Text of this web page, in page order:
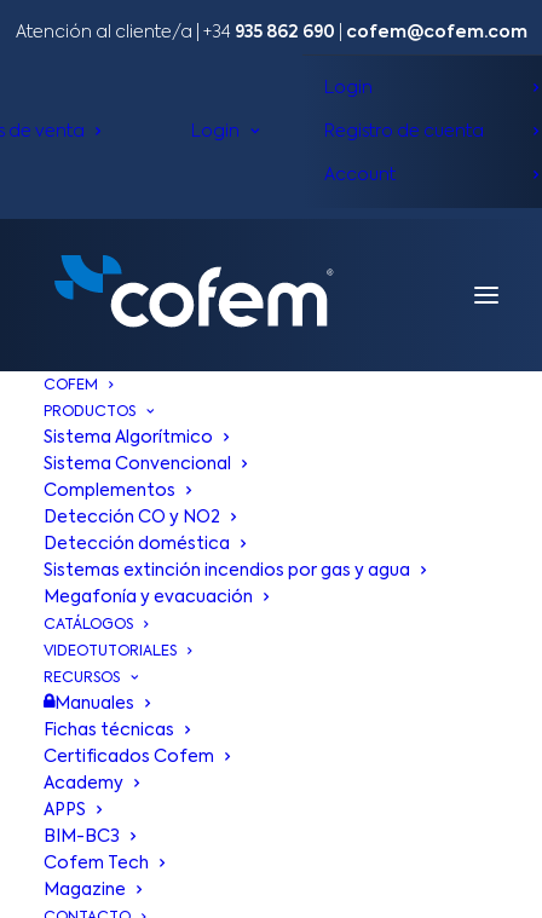
Atención al cliente/a​ | +34 935 862 690 cofem@cofem.com
de venta Login
Login
Registro de cuenta
Account
COFEM
PRODUCTOS
Sistema Algorítmico
Sistema Convencional
Complementos
Detección CO y NO2
Detección doméstica
Sistemas extinción incendios por gas y agua
Megafonía y evacuación
CATÁLOGOS
VIDEOTUTORIALES
RECURSOS
Manuales
Fichas técnicas
Certificados Cofem
Academy
APPS
BIM-BC3
Cofem Tech
Magazine
Boca de
incendio